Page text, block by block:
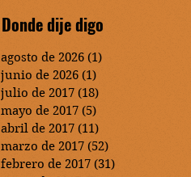
Donde dije digo
agosto de 2026 (1)
junio de 2026 (1)
julio de 2017 (18)
mayo de 2017 (5)
abril de 2017 (11)
marzo de 2017 (52)
febrero de 2017 (31)